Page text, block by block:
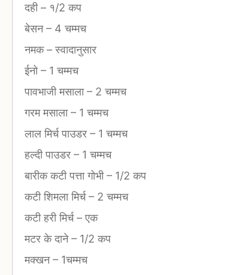
दही– १/2 कप
बेसन– 4 चम्मच
नमक–स्वादानुसार
ईनो– 1 चम्मच
पावभाजी मसाला– 2 चम्मच
गरम मसाला– 1 चम्मच
लाल मिर्च पाउडर – 1 चम्मच
हल्दी पाउडर – 1 चम्मच
बारीक कटी पत्ता गोभी– 1/2 कप
कटी शिमला मिर्च– 2 चम्मच
कटी हरी मिर्च–एक
मटर के दाने– 1/2 कप
मक्खन– 1चम्मच